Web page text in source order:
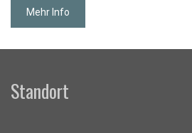
Mehr Info
Standort